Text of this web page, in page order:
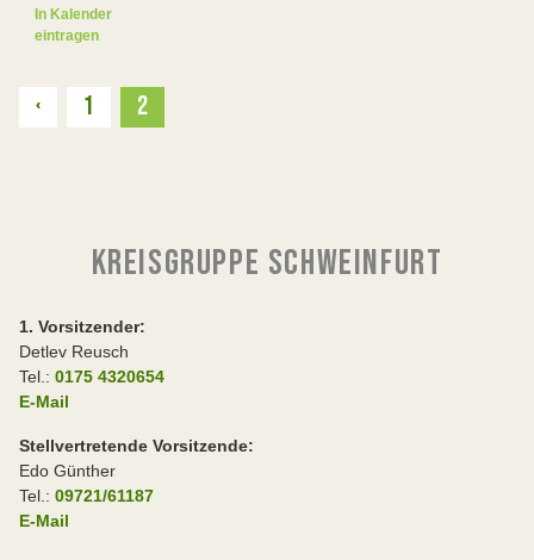
In Kalender
eintragen
Zurück
‹ 1 2
KREISGRUPPE SCHWEINFURT
1. Vorsitzender:
Detlev Reusch
Tel.: 0175 4320654
E-Mail
Stellvertretende Vorsitzende:
Edo Günther
Tel.: 09721/61187
E-Mail